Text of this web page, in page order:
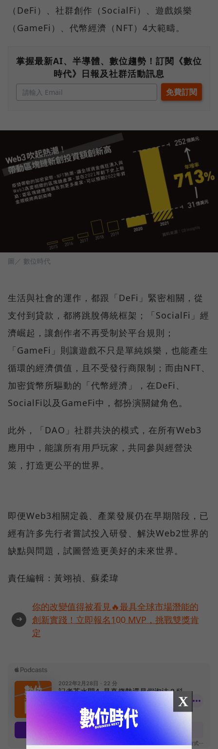
（DeFi）、社群創作（SocialFi）、遊戲娛樂
（GameFi）、代幣經濟（NFT）4大範疇。
掌握最新AI、半導體、數位趨勢！訂閱《數位
時代》日報及社群活動訊息
圖／ 數位時代
生活與社會的運作，都跟「DeFi」緊密相關，從
支付到貸款，都將跳脫傳統框架；「SocialFi」經
濟崛起，讓創作者不再受制於平台規則；
「GameFi」則讓遊戲不只是單純娛樂，也能產生
循環的經濟價值，且不受發行商限制；而由NFT、
加密貨幣所驅動的「代幣經濟」，在DeFi、
SocialFi以及GameFi中，都扮演關鍵角色。
此外，「DAO」社群共決的模式，在所有Web3
應用中，能讓所有用戶玩家，共同參與經營決
策，打造更公平的世界。
即便Web3相關定義、產業發展仍在早期階段，已
經有許多先行者嘗試投入研發、解決Web2世界的
缺點與問題，試圖營造更美好的未來世界。
責任編輯：黃翊禎、蘇柔瑋
➜
你的改變值得被看見🔥最具全球市場潛能的
創新實踐！立即報名100 MVP，挑戰雙獎肯
定
X